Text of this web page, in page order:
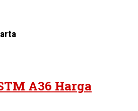
A36 Harga